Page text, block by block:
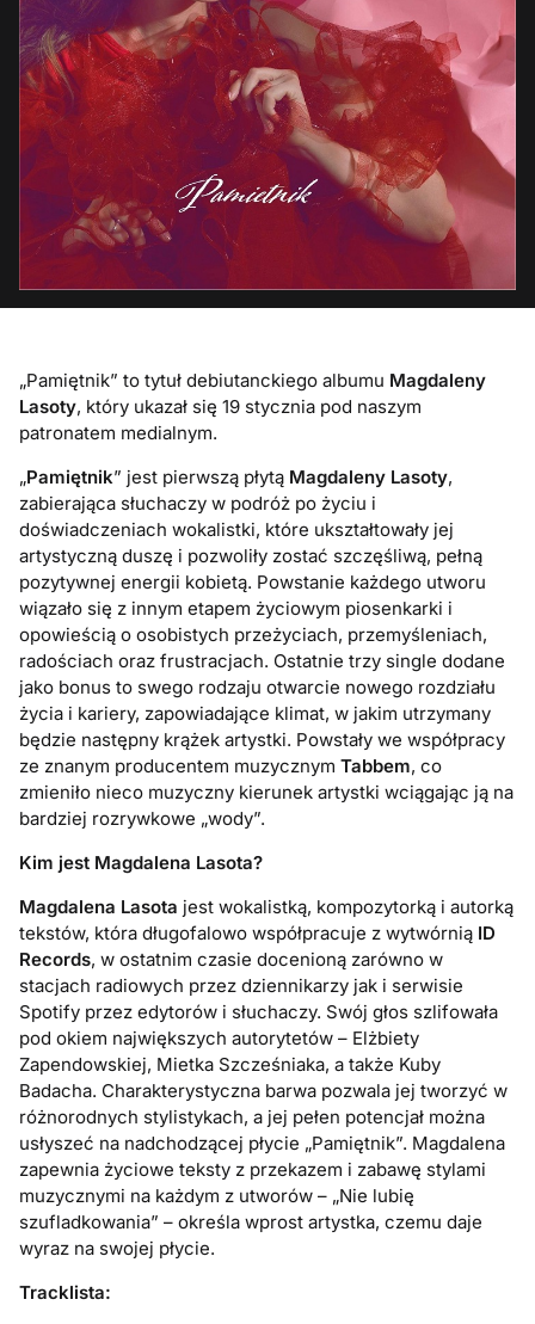
„Pamiętnik” to tytuł debiutanckiego albumu Magdaleny
Lasoty, który ukazał się 19 stycznia pod naszym
patronatem medialnym.
„Pamiętnik” jest pierwszą płytą Magdaleny Lasoty,
zabierająca słuchaczy w podróż po życiu i
doświadczeniach wokalistki, które ukształtowały jej
artystyczną duszę i pozwoliły zostać szczęśliwą, pełną
pozytywnej energii kobietą. Powstanie każdego utworu
wiązało się z innym etapem życiowym piosenkarki i
opowieścią o osobistych przeżyciach, przemyśleniach,
radościach oraz frustracjach. Ostatnie trzy single dodane
jako bonus to swego rodzaju otwarcie nowego rozdziału
życia i kariery, zapowiadające klimat, w jakim utrzymany
będzie następny krążek artystki. Powstały we współpracy
ze znanym producentem muzycznymTabbem, co
zmieniło nieco muzyczny kierunek artystki wciągając ją na
bardziej rozrywkowe „wody”.
Kim jest Magdalena Lasota?
Magdalena Lasota jest wokalistką, kompozytorką i autorką
tekstów, która długofalowo współpracuje z wytwórnią ID
Records, w ostatnim czasie docenioną zarówno w
stacjach radiowych przez dziennikarzy jak i serwisie
Spotify przez edytorów i słuchaczy. Swój głos szlifowała
pod okiem największych autorytetów – Elżbiety
Zapendowskiej, Mietka Szcześniaka, a także Kuby
Badacha. Charakterystyczna barwa pozwala jej tworzyć w
różnorodnych stylistykach, a jej pełen potencjał można
usłyszeć na nadchodzącej płycie „Pamiętnik”. Magdalena
zapewnia życiowe teksty z przekazem i zabawę stylami
muzycznymi na każdym z utworów – „Nie lubię
szufladkowania” – określa wprost artystka, czemu daje
wyraz na swojej płycie.
Tracklista: